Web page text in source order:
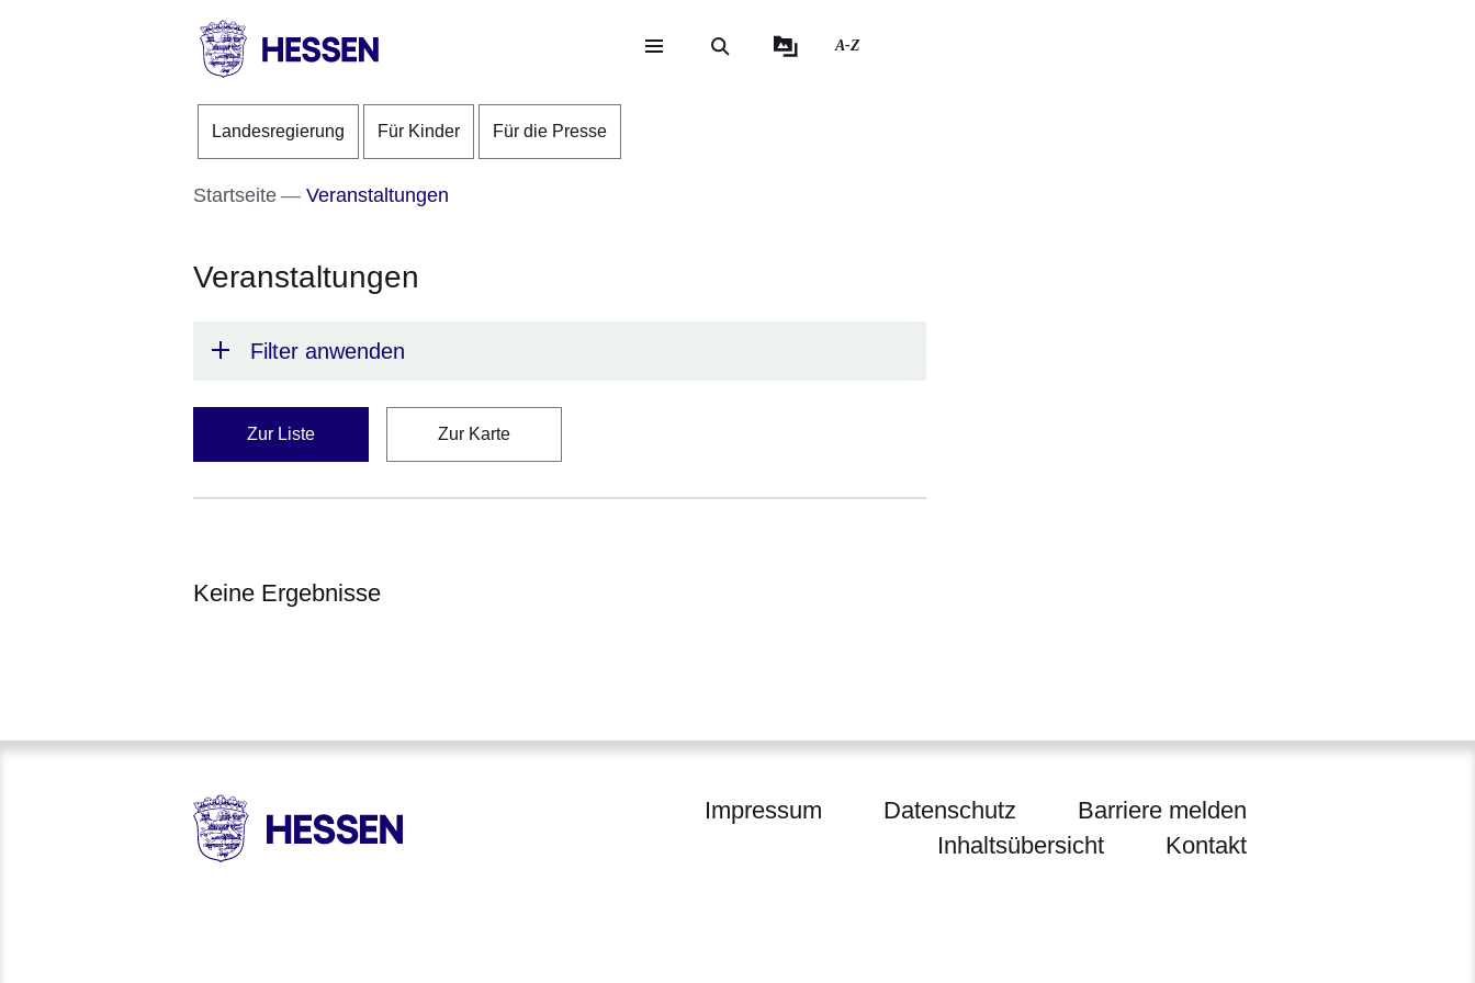
Direkt zum Kopf der Seite
Direkt zum Inhalt
Direkt zum Fuß der Seite
Landesregierung
A-Z
Landesregierung Für Kinder Für die Presse
Startseite Veranstaltungen
Veranstaltungen
Filter anwenden
Zur Liste Zur Karte
Keine Ergebnisse
Ergebnisse
HESSEN - Hessische Landesregierung
Impressum Datenschutz
Barriere melden
Inhaltsübersicht
Kontakt